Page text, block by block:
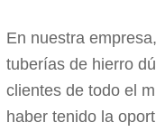
En nuestra
tuberías de hierro
clientes de todo el
haber tenido la